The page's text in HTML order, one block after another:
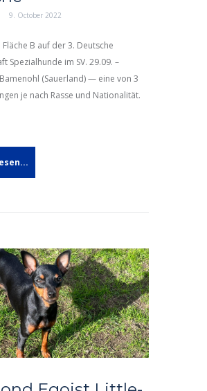
9. October 2022
B auf der 3. Deutsche
Spezialhunde im SV. 29.09. –
(Sauerland) — eine von 3
je nach Rasse und Nationalität.